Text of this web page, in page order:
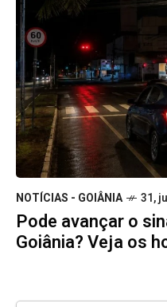
NOTÍCIAS - GOIÂNIA 31,
Pode avançar o
Goiânia? Veja os